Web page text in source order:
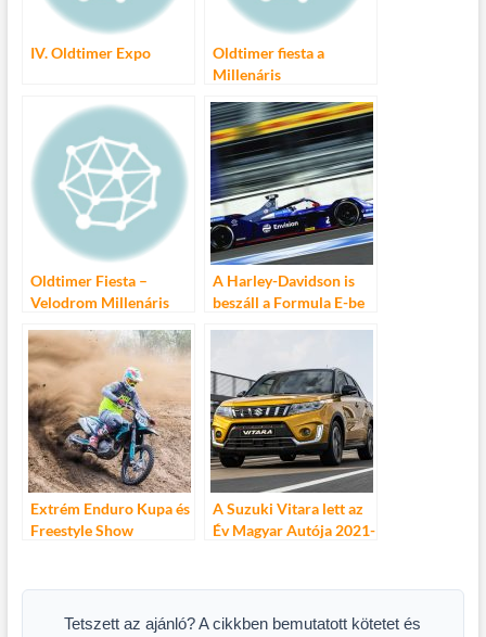
IV. Oldtimer Expo
Oldtimer fiesta a
Millenáris
Oldtimer Fiesta –
Velodrom Millenáris
A Harley-Davidson is
beszáll a Formula E-be
Extrém Enduro Kupa és
Freestyle Show
A Suzuki Vitara lett az
Év Magyar Autója 2021-
Tetszett az ajánló? A cikkben bemutatott kötetet és